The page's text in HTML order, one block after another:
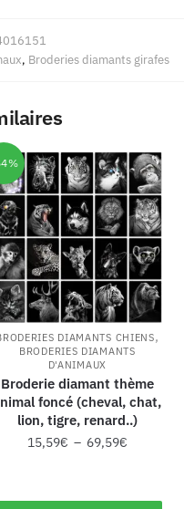
, Broderies diamants girafes
DIAMANTS CHIENS,
BRODERIES DIAMANTS
D'ANIMAUX
Broderie diamant thème
foncé (cheval, chat,
lion, tigre, renard..)
15,59€ – 69,59€